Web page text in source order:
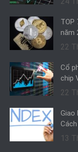
TOP
năm
22
Cổ
chip
22
Giao
13